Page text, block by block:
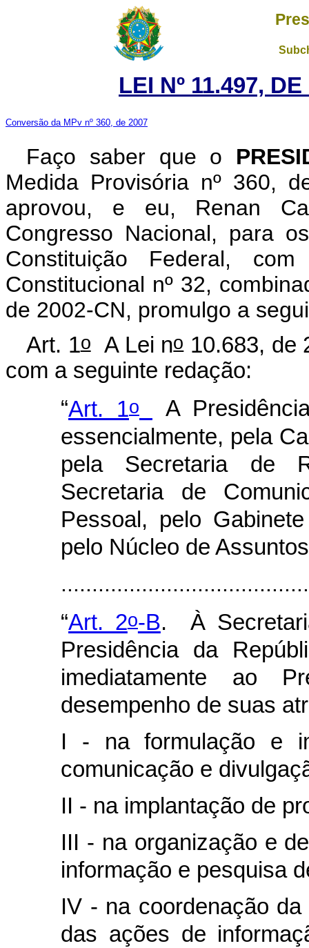
LEI Nº 11.497,
Conversão da MPv nº 360, de 2007
Faço saber que o
Medida Provisória nº 360,
aprovou, e eu, Renan
Congresso Nacional, para
Constituição Federal,
Constitucional nº 32,
de 2002-CN, promulgo a
Art. 1oA Lei no10.683, de
com a seguinte redação:
“Art. 1o
A
essencialmente, pela
pela Secretaria de
Secretaria de
Pessoal, pelo
pelo Núcleo de
“Art. 2o-B. À
Presidência da
imediatamente ao
desempenho de suas
I - na formulação e
comunicação e
II - na implantação de
III - na organização e
informação e pesquisa
IV - na coordenação
das ações de